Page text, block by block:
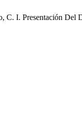
C. I. Presentación Del